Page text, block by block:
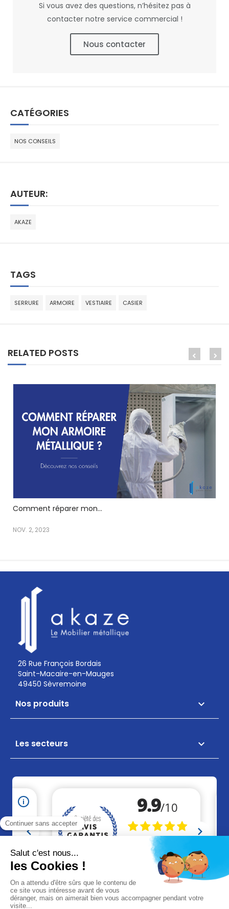
Si vous avez des questions, n’hésitez pas à
contacter notre service commercial !
Nous contacter
CATÉGORIES
NOS CONSEILS
AUTEUR:
AKAZE
TAGS
SERRURE ARMOIRE VESTIAIRE CASIER
RELATED POSTS
Comment réparer mon...
NOV. 2, 2023
26 Rue François Bordais
Saint-Macaire-en-Mauges
49450 Sèvremoine
Nos produits 
Les secteurs 